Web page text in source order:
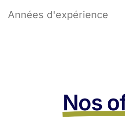
Années d'expérience
Nos